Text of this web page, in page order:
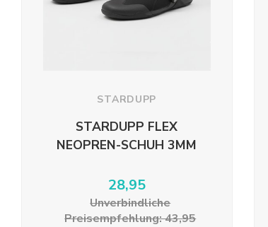
STARDUPP
STARDUPP FLEX
NEOPREN-SCHUH 3MM
28,95
Unverbindliche
Preisempfehlung: 43,95